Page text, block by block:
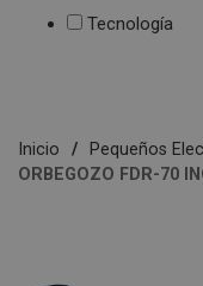
Tecnología
Inicio Pequeños
ORBEGOZO FDR-70